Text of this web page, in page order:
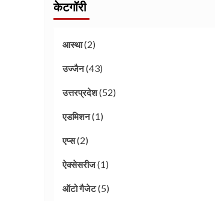
केटगॉरी
आस्था(2)
उज्जैन(43)
उत्तरप्रदेश(52)
एडमिशन(1)
एप्स(2)
ऐक्सेसरीज(1)
ऑटो गैजेट(5)